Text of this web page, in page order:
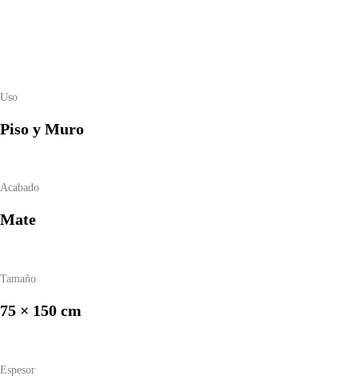
Uso
Piso y Muro
Acabado
Mate
Tamaño
75 × 150 cm
Espesor